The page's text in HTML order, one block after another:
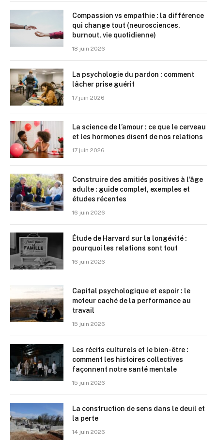
Compassion vs empathie : la différence
qui change tout (neurosciences,
burnout, vie quotidienne)
18 juin 2026
La psychologie du pardon : comment
lâcher prise guérit
17 juin 2026
La science de l’amour : ce que le cerveau
et les hormones disent de nos relations
17 juin 2026
Construire des amitiés positives à l’âge
adulte : guide complet, exemples et
études récentes
16 juin 2026
Étude de Harvard sur la longévité :
pourquoi les relations sont tout
16 juin 2026
Capital psychologique et espoir : le
moteur caché de la performance au
travail
15 juin 2026
Les récits culturels et le bien-être :
comment les histoires collectives
façonnent notre santé mentale
15 juin 2026
La construction de sens dans le deuil et
la perte
14 juin 2026